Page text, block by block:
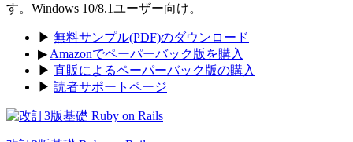
す。Windows 10/8.1ユーザー向け。
▶ 無料サンプル(PDF)のダウンロード
▶ Amazonでペーパーバック版を購入
▶ 直販によるペーパーバック版の購入
▶ 読者サポートページ